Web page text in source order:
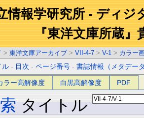
情報学研究所 - ディジ
『東洋文庫所蔵』
> 東洋文庫アーカイブ > VII-4-7 > V-1 > カラー
ル - 目次 -ページ番号 -書誌情報（メタデー
ラー高解像度 白黒高解像度 PDF
タイトル